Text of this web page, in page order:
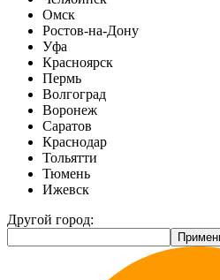
Омск
Ростов-на-Дону
Уфа
Красноярск
Пермь
Волгоград
Воронеж
Саратов
Краснодар
Тольятти
Тюмень
Ижевск
Другой город: